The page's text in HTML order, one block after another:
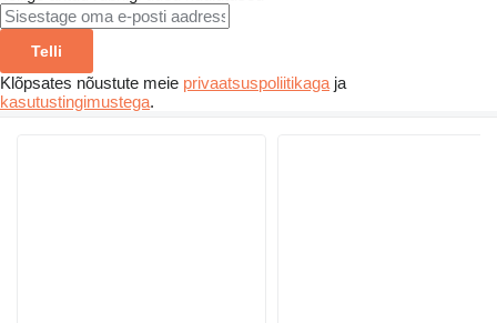
Telli
Klõpsates nõustute meie privaatsuspoliitikaga ja
kasutustingimustega.